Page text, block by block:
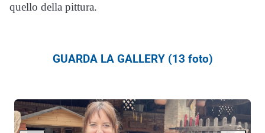
quello della pittura.
GUARDA LA GALLERY (13 foto)